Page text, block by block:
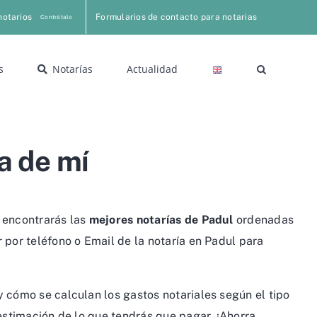
Contrátalo Formularios de contacto para notarias
Notarías Actualidad
de mí
las mejores notarías de Padul ordenadas
teléfono o Email de la notaría en Padul para
se calculan los gastos notariales según el tipo